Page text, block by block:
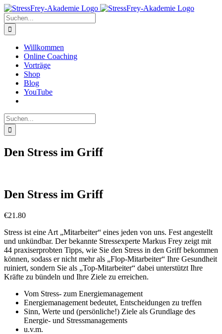
Zum
Inhalt
springen
Suche
nach:
Willkommen
Online Coaching
Vorträge
Shop
Blog
YouTube
Suche
nach:
Den Stress im Griff
Den Stress im Griff
€21.80
Stress ist eine Art „Mitarbeiter“ eines jeden von uns. Fest angestellt
und unkündbar. Der bekannte Stressexperte Markus Frey zeigt mit
44 praxiserprobten Tipps, wie Sie den Stress in den Griff bekommen
können, sodass er nicht mehr als „Flop-Mitarbeiter“ Ihre Gesundheit
ruiniert, sondern Sie als „Top-Mitarbeiter“ dabei unterstützt Ihre
Kräfte zu bündeln und Ihre Ziele zu erreichen.
Vom Stress- zum Energiemanagement
Energiemanagement bedeutet, Entscheidungen zu treffen
Sinn, Werte und (persönliche!) Ziele als Grundlage des
Energie- und Stressmanagements
u.v.m.